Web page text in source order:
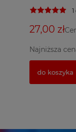
27,00 zł
Najniższa
do koszyka